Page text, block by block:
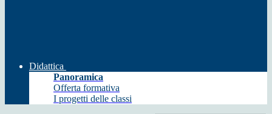
Didattica
Panoramica
Offerta formativa
I progetti delle classi